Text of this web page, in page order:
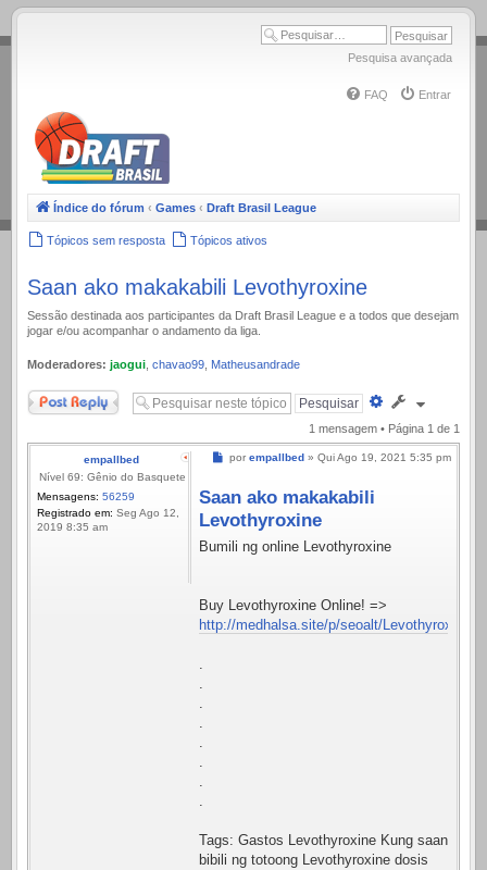
.
Pesquisa avançada
FAQ Entrar
Índice do fórum ‹ Games ‹ Draft Brasil League
Tópicos sem resposta Tópicos ativos
Saan ako makakabili Levothyroxine
Sessão destinada aos participantes da Draft Brasil League e a todos que desejam
jogar e/ou acompanhar o andamento da liga.
Moderadores: jaogui chavao99 Matheusandrade
Responder
Pesquisa
avançada
1 mensagem • Página 1 de 1
empallbed
Nível 69: Gênio do Basquete
Mensagens: 56259
Registrado em: Seg Ago 12,
2019 8:35 am
Mensagem
por empallbed » Qui Ago 19, 2021 5:35 pm
Saan ako makakabili
Levothyroxine
Bumili ng online Levothyroxine
Buy Levothyroxine Online! =>
http://medhalsa.site/p/seoalt/
.
.
.
.
.
.
.
.
Tags: Gastos Levothyroxine Kung saan
bibili ng totoong Levothyroxine dosis